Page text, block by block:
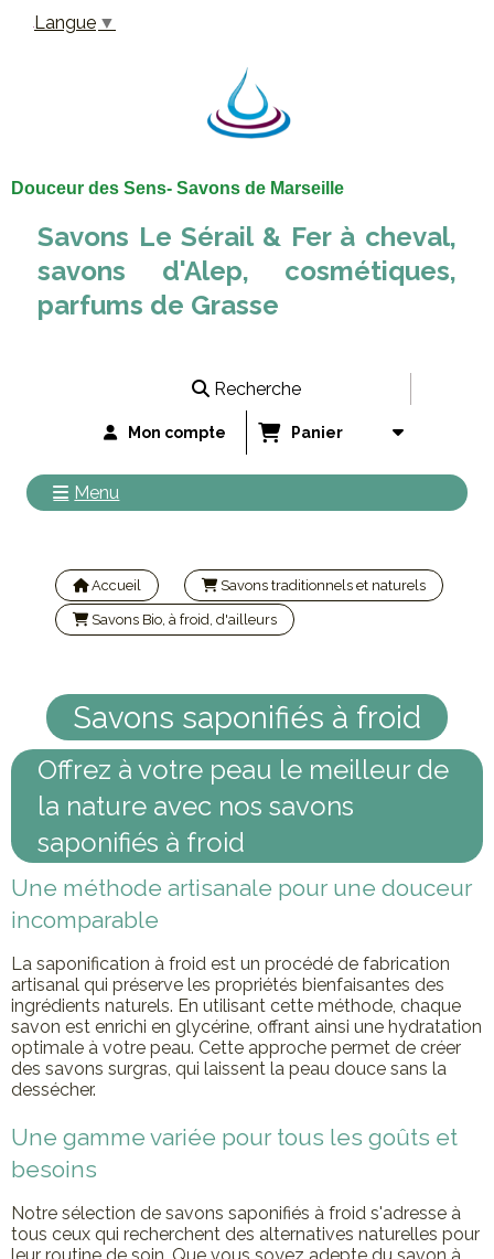
Douceur des Sens- Savons de Marseille
Savons Le Sérail & Fer à cheval,
savons d'Alep, cosmétiques,
parfums de Grasse
Recherche
Mon compte Panier
Menu
Accueil Savons traditionnels et naturels
Savons Bio, à froid, d'ailleurs
Savons saponifiés à froid
Offrez à votre peau le meilleur de
la nature avec nos savons
saponifiés à froid
Une méthode artisanale pour une douceur
incomparable
La saponification à froid est un procédé de fabrication
artisanal qui préserve les propriétés bienfaisantes des
ingrédients naturels. En utilisant cette méthode, chaque
savon est enrichi en glycérine, offrant ainsi une hydratation
optimale à votre peau. Cette approche permet de créer
des savons surgras, qui laissent la peau douce sans la
dessécher.
Une gamme variée pour tous les goûts et
besoins
Notre sélection de savons saponifiés à froid s'adresse à
tous ceux qui recherchent des alternatives naturelles pour
Langue ▼